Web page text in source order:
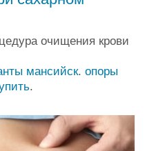
очищения крови
мансийск. опоры
.